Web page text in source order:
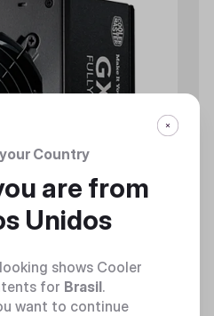
Country
are from
Unidos
shows Cooler
for Brasil.
want to continue